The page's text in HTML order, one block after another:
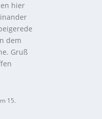
hier
dem
Gruß
15.